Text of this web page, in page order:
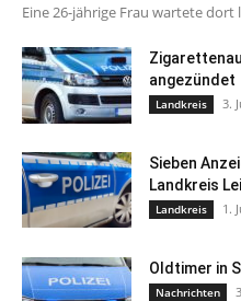
Eine 26-jährige Frau wartete dort
angezündet
Landkreis 3.
Sieben
Landkreis
Landkreis 1.
Oldtimer in
Nachrichten